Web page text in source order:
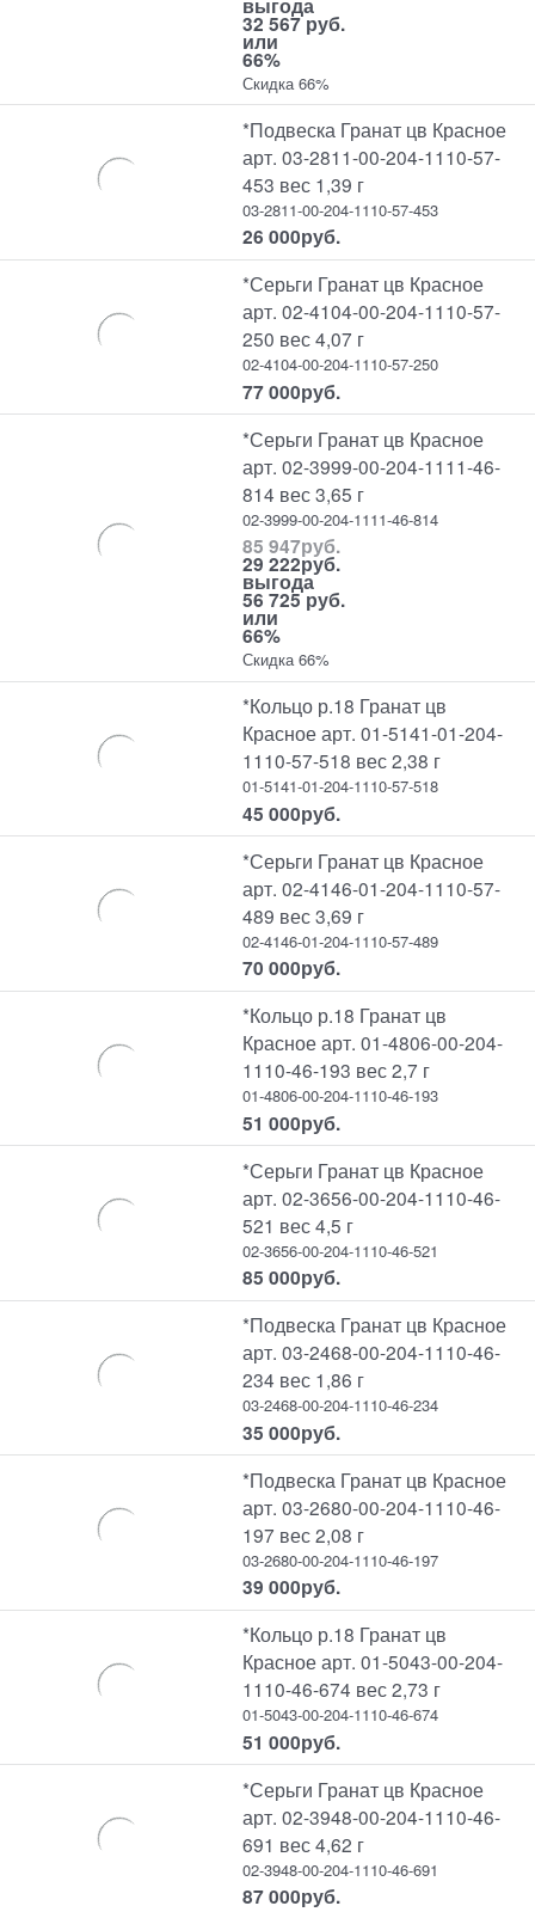
32 567 руб.
или
66%
Скидка 66%
*Подвеска Гранат цв Красное
арт. 03-2811-00-204-1110-57-
453 вес 1,39 г
03-2811-00-204-1110-57-453
26 000руб.
*Серьги Гранат цв Красное
арт. 02-4104-00-204-1110-57-
250 вес 4,07 г
02-4104-00-204-1110-57-250
77 000руб.
*Серьги Гранат цв Красное
арт. 02-3999-00-204-1111-46-
814 вес 3,65 г
02-3999-00-204-1111-46-814
85 947руб.
29 222руб.
выгода
56 725 руб.
или
66%
Скидка 66%
*Кольцо р.18 Гранат цв
Красное арт. 01-5141-01-204-
1110-57-518 вес 2,38 г
01-5141-01-204-1110-57-518
45 000руб.
*Серьги Гранат цв Красное
арт. 02-4146-01-204-1110-57-
489 вес 3,69 г
02-4146-01-204-1110-57-489
70 000руб.
*Кольцо р.18 Гранат цв
Красное арт. 01-4806-00-204-
1110-46-193 вес 2,7 г
01-4806-00-204-1110-46-193
51 000руб.
*Серьги Гранат цв Красное
арт. 02-3656-00-204-1110-46-
521 вес 4,5 г
02-3656-00-204-1110-46-521
85 000руб.
*Подвеска Гранат цв Красное
арт. 03-2468-00-204-1110-46-
234 вес 1,86 г
03-2468-00-204-1110-46-234
35 000руб.
*Подвеска Гранат цв Красное
арт. 03-2680-00-204-1110-46-
197 вес 2,08 г
03-2680-00-204-1110-46-197
39 000руб.
*Кольцо р.18 Гранат цв
Красное арт. 01-5043-00-204-
1110-46-674 вес 2,73 г
01-5043-00-204-1110-46-674
51 000руб.
*Серьги Гранат цв Красное
арт. 02-3948-00-204-1110-46-
691 вес 4,62 г
02-3948-00-204-1110-46-691
87 000руб.